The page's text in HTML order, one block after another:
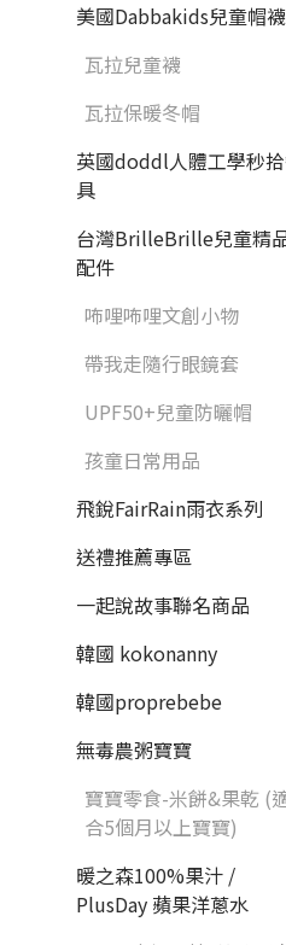
美國Dabbakids兒童帽襪
瓦拉兒童襪
瓦拉保暖冬帽
英國doddl人體工學秒
具
台灣BrilleBrille兒童精
配件
咘哩咘哩文創小物
帶我走隨行眼鏡套
UPF50+兒童防曬帽
孩童日常用品
飛銳FairRain雨衣系列
送禮推薦專區
一起說故事聯名商品
韓國 kokonanny
韓國proprebebe
無毒農粥寶寶
寶寶零食-米餅&果乾 (
合5個月以上寶寶)
暖之森100%果汁 /
PlusDay 蘋果洋蔥水